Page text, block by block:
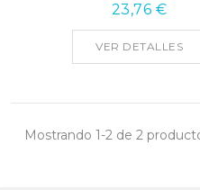
23,76 €
VER DETALLES
Mostrando 1-2 de 2